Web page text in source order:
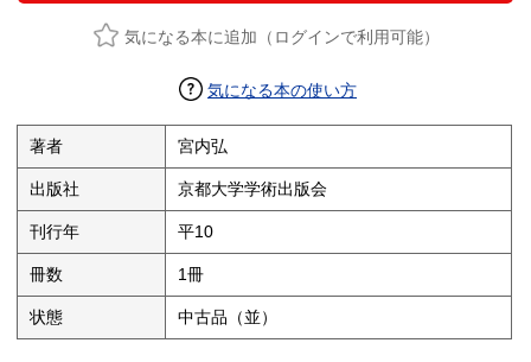
気になる本に追加（ログインで利用可能）
気になる本の使い方
著者 宮内弘
出版社 京都大学学術出版会
刊行年 平10
冊数 1冊
状態 中古品（並）